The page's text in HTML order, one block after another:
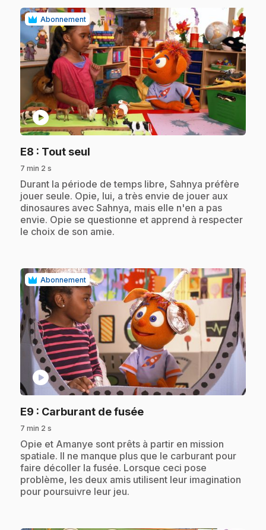
Abonnement
play_circle
E8 : Tout seul
7 min 2 s
.Durant la période de temps libre, Sahnya préfère
jouer seule. Opie, lui, a très envie de jouer aux
dinosaures avec Sahnya, mais elle n'en a pas
envie. Opie se questionne et apprend à respecter
le choix de son amie.
Abonnement
play_circle
E9 : Carburant de fusée.
7 min 2 s
.Opie et Amanye sont prêts à partir en mission
spatiale. Il ne manque plus que le carburant pour
faire décoller la fusée. Lorsque ceci pose
problème, les deux amis utilisent leur imagination
pour poursuivre leur jeu.